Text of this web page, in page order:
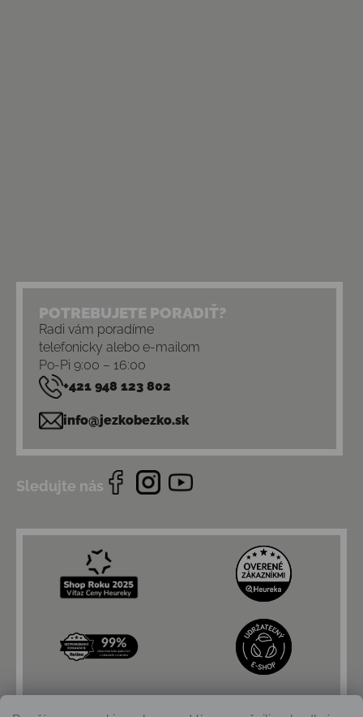
POTREBUJETE PORADIŤ?
Radi vám poradíme
telefonicky alebo e-mailom
Po-Pi 9:00 – 16:00
+421 948 123 802
info@jezkobezko.sk
Sledujte nás